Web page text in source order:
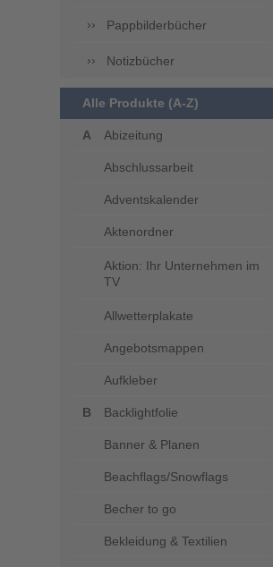
Pappbilderbücher
Notizbücher
Alle Produkte (A-Z)
Abizeitung
Abschlussarbeit
Adventskalender
Aktenordner
Aktion: Ihr Unternehmen im
TV
Allwetterplakate
Angebotsmappen
Aufkleber
Backlightfolie
Banner & Planen
Beachflags/Snowflags
Becher to go
Bekleidung & Textilien